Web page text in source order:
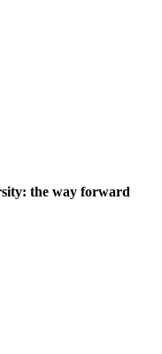
the way forward